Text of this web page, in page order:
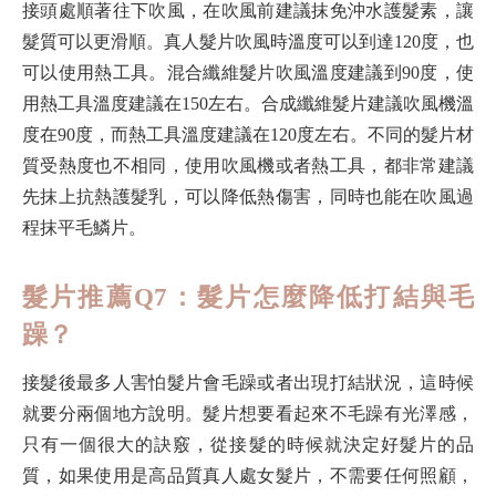
接頭處順著往下吹風，在吹風前建議抹免沖水護髮素，讓
髮質可以更滑順。真人髮片吹風時溫度可以到達120度，也
可以使用熱工具。混合纖維髮片吹風溫度建議到90度，使
用熱工具溫度建議在150左右。合成纖維髮片建議吹風機溫
度在90度，而熱工具溫度建議在120度左右。不同的髮片材
質受熱度也不相同，使用吹風機或者熱工具，都非常建議
先抹上抗熱護髮乳，可以降低熱傷害，同時也能在吹風過
程抹平毛鱗片。
髮片推薦Q7：髮片怎麼降低打結與毛
躁？
接髮後最多人害怕髮片會毛躁或者出現打結狀況，這時候
就要分兩個地方說明。髮片想要看起來不毛躁有光澤感，
只有一個很大的訣竅，從接髮的時候就決定好髮片的品
質，如果使用是高品質真人處女髮片，不需要任何照顧，